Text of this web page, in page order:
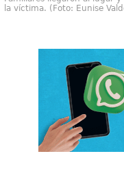
la víctima. (Foto: Eunise